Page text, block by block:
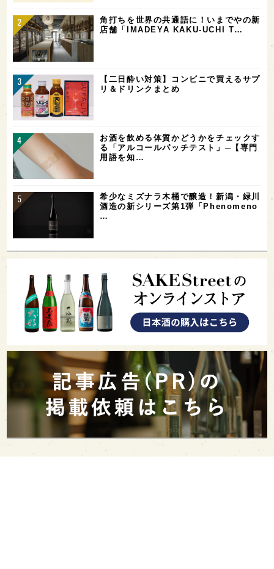
角打ちを世界の共通語に！いまでやの新
店舗「IMADEYA KAKU-UCHI T…
【二日酔い対策】コンビニで買えるサプ
リ＆ドリンクまとめ
お酒を飲める体質かどうかをチェックす
る「アルコールパッチテスト」─【専門
用語を知…
希少なミズナラ木桶で醸造！新潟・緑川
酒造の新シリーズ第1弾「Phenomeno
…